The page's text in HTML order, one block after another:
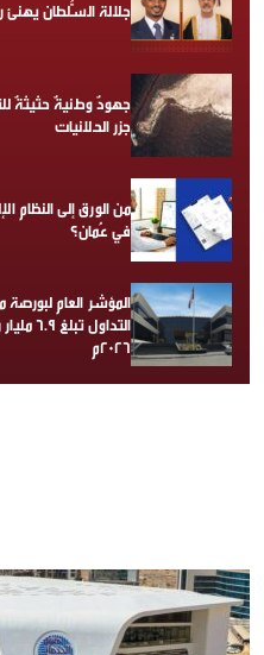
جلالة السُّلطان
جهودٌ وطنيةٌ حثيثةٌ
جزر الحلانيات
من الورق إلى النظام
في عُمان؟
2026م